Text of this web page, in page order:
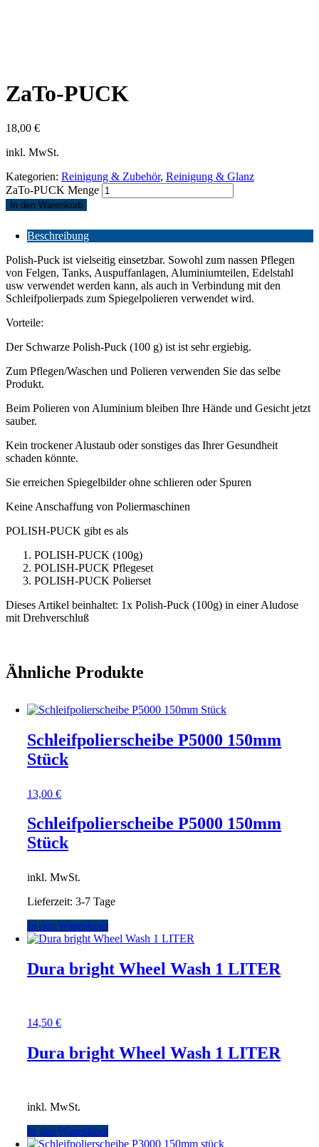
ZaTo-PUCK
18,00 €
inkl. MwSt.
Kategorien: Reinigung & Zubehör, Reinigung & Glanz
ZaTo-PUCK Menge
In den Warenkorb
Beschreibung
Polish-Puck ist vielseitig einsetzbar. Sowohl zum nassen Pflegen
von Felgen, Tanks, Auspuffanlagen, Aluminiumteilen, Edelstahl
usw verwendet werden kann, als auch in Verbindung mit den
Schleifpolierpads zum Spiegelpolieren verwendet wird.
Vorteile:
Der Schwarze Polish-Puck (100 g) ist ist sehr ergiebig.
Zum Pflegen/Waschen und Polieren verwenden Sie das selbe
Produkt.
Beim Polieren von Aluminium bleiben Ihre Hände und Gesicht jetzt
sauber.
Kein trockener Alustaub oder sonstiges das Ihrer Gesundheit
schaden könnte.
Sie erreichen Spiegelbilder ohne schlieren oder Spuren
Keine Anschaffung von Poliermaschinen
POLISH-PUCK gibt es als
POLISH-PUCK (100g)
POLISH-PUCK Pflegeset
POLISH-PUCK Polierset
Dieses Artikel beinhaltet: 1x Polish-Puck (100g) in einer Aludose
mit Drehverschluß
Ähnliche Produkte
Schleifpolierscheibe P5000 150mm
Stück
13,00 €
Schleifpolierscheibe P5000 150mm
Stück
inkl. MwSt.
Lieferzeit: 3-7 Tage
In den Warenkorb
Dura bright Wheel Wash 1 LITER
14,50 €
Dura bright Wheel Wash 1 LITER
inkl. MwSt.
In den Warenkorb